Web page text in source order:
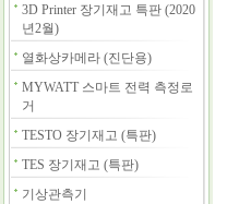
3D Printer 장기재고 특판 (2020
년2월)
열화상카메라 (진단용)
MYWATT 스마트 전력 측정로
거
TESTO 장기재고 (특판)
TES 장기재고 (특판)
기상관측기